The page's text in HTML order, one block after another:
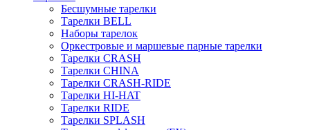
Бесшумные тарелки
Тарелки BELL
Наборы тарелок
Оркестровые и маршевые парные тарелки
Тарелки CRASH
Тарелки CHINA
Тарелки CRASH-RIDE
Тарелки HI-HAT
Тарелки RIDE
Тарелки SPLASH